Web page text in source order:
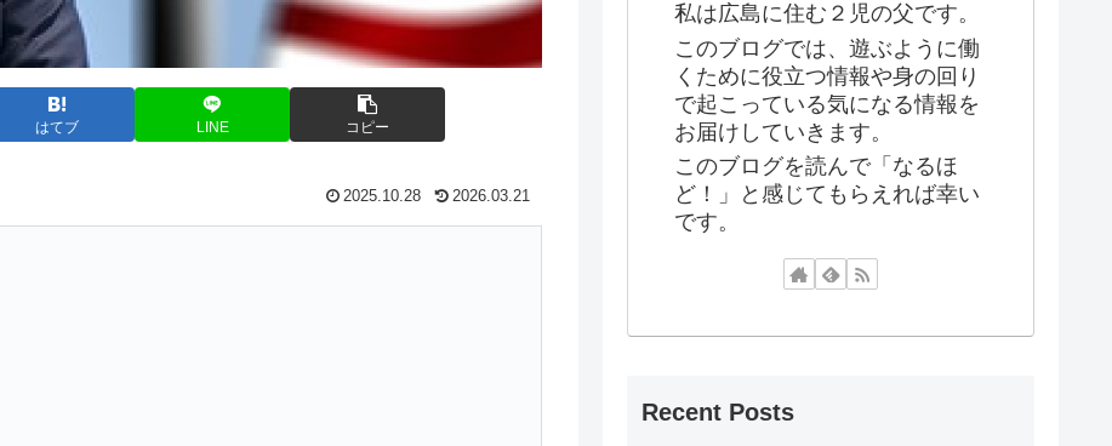
はてブ LINE コピー
2025.10.28 2026.03.21
私は広島に住む２児の父です。
このブログでは、遊ぶように働
くために役立つ情報や身の回り
で起こっている気になる情報を
お届けしていきます。
このブログを読んで「なるほ
ど！」と感じてもらえれば幸い
です。
Recent Posts